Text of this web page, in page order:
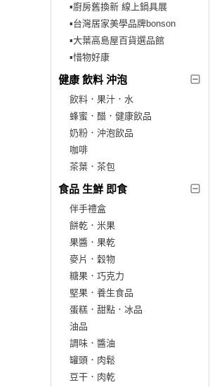
▪︎廚房舊換新 線上鍋具展
▪︎台灣居家美學品牌bonson
▪︎大葉高島屋百貨選品館
▪︎惜物好康
健康 飲料 沖泡
飲料．果汁．水
蜂蜜．醋．健康飲品
奶粉．沖泡飲品
咖啡
茶葉．茶包
食品 生鮮 即食
伴手禮盒
餅乾．米果
果醬．果乾
麥片．穀物
糖果．巧克力
堅果．養生食品
蛋糕．甜點．冰品
油品
調味．醬油
罐頭．肉鬆
豆干．肉乾